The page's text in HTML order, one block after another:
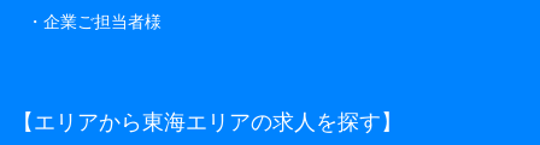
企業ご担当者様
【エリアから東海エリアの求人を探す】